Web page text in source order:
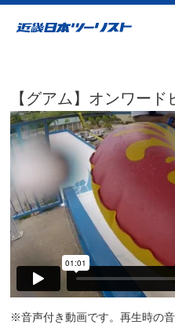
【グアム】オンワー
※音声付き動画です。再生時の音